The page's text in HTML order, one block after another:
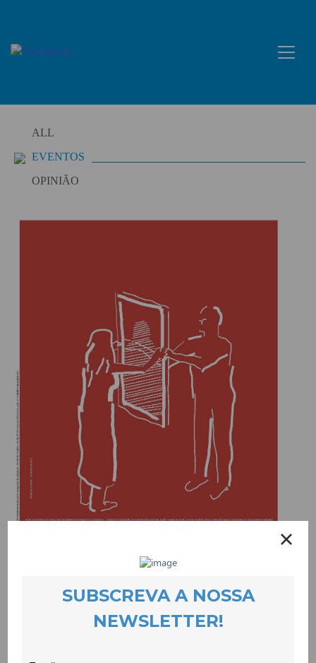
content
ALL
EVENTOS
OPINIÃO
Dia Internacional das Mulheres em
suplemento no JF